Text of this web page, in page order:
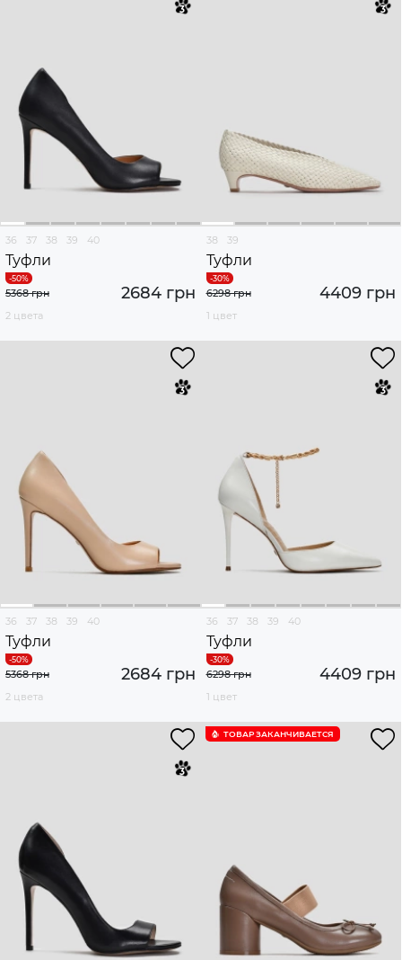
36 37 38 39 40
Туфли
2684 грн
5368 грн
2 цвета
38 39
Туфли
4409 грн
6298 грн
1 цвет
36 37 38 39 40
Туфли
2684 грн
5368 грн
2 цвета
36 37 38 39 40
Туфли
4409 грн
6298 грн
1 цвет
ТОВАР ЗАКАНЧИВАЕТСЯ